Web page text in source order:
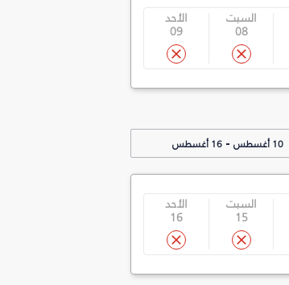
السبت
08
الأحد
09
10 أغسطس -16 أغسطس
السبت
15
الأحد
16